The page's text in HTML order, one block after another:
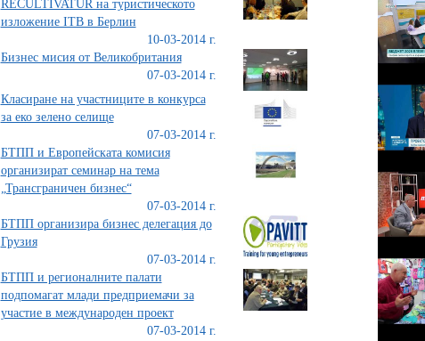
RECULTIVATUR на туристическото
изложение ITB в Берлин
10-03-2014 г.
Бизнес мисия от Великобритания
07-03-2014 г.
Класиране на участниците в конкурса
за еко зелено селище
07-03-2014 г.
БТПП и Европейската комисия
организират семинар на тема
„Трансграничен бизнес“
07-03-2014 г.
БТПП организира бизнес делегация до
Грузия
07-03-2014 г.
БТПП и регионалните палати
подпомагат млади предприемачи за
участие в международен проект
07-03-2014 г.